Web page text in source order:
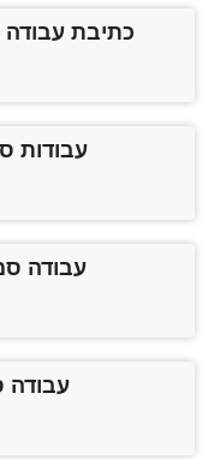
כתיבת עבודה
עבודות
עבודה
עבודה